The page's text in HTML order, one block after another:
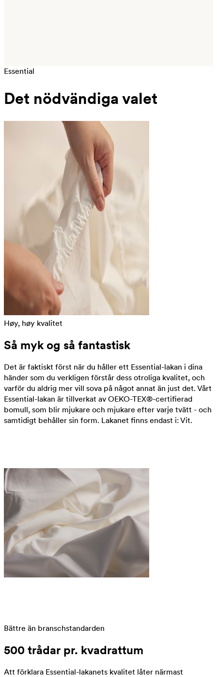
Essential
Det nödvändiga valet
Høy, høy kvalitet
Så myk og så fantastisk
Det är faktiskt först när du håller ett Essential-lakan i dina
händer som du verkligen förstår dess otroliga kvalitet, och
varför du aldrig mer vill sova på något annat än just det. Vårt
Essential-lakan är tillverkat av OEKO-TEX®-certifierad
bomull, som blir mjukare och mjukare efter varje tvätt - och
samtidigt behåller sin form. Lakanet finns endast i: Vit.
Bättre än branschstandarden
500 trådar pr. kvadrattum
Att förklara Essential-lakanets kvalitet låter närmast